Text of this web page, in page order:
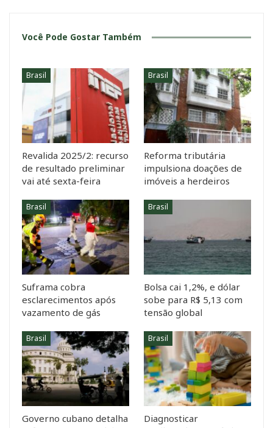
Você Pode Gostar Também
Brasil
Revalida 2025/2: recurso
de resultado preliminar
vai até sexta-feira
Brasil
Reforma tributária
impulsiona doações de
imóveis a herdeiros
Brasil
Suframa cobra
esclarecimentos após
vazamento de gás
Brasil
Bolsa cai 1,2%, e dólar
sobe para R$ 5,13 com
tensão global
Brasil
Governo cubano detalha
Brasil
Diagnosticar